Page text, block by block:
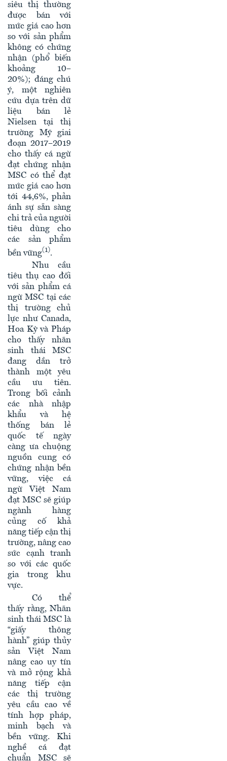
siêu thị thường
được bán với
mức giá cao hơn
so với sản phẩm
không có chứng
nhận (phổ biến
khoảng 10–
20%); đáng chú
ý, một nghiên
cứu dựa trên dữ
liệu bán lẻ
Nielsen tại thị
trường Mỹ giai
đoạn 2017–2019
cho thấy cá ngừ
đạt chứng nhận
MSC có thể đạt
mức giá cao hơn
tới 44,6%, phản
ánh sự sẵn sàng
chi trả của người
tiêu dùng cho
các sản phẩm
bền vững(1).
Nhu cầu
tiêu thụ cao đối
với sản phẩm cá
ngừ MSC tại các
thị trường chủ
lực như Canada,
Hoa Kỳ và Pháp
cho thấy nhãn
sinh thái MSC
đang dần trở
thành một yêu
cầu ưu tiên.
Trong bối cảnh
các nhà nhập
khẩu và hệ
thống bán lẻ
quốc tế ngày
càng ưa chuộng
nguồn cung có
chứng nhận bền
vững, việc cá
ngừ Việt Nam
đạt MSC sẽ giúp
ngành hàng
củng cố khả
năng tiếp cận thị
trường, nâng cao
sức cạnh tranh
so với các quốc
gia trong khu
vực.
Có thể
thấy rằng, Nhãn
sinh thái MSC là
“giấy thông
hành” giúp thủy
sản Việt Nam
nâng cao uy tín
và mở rộng khả
năng tiếp cận
các thị trường
yêu cầu cao về
tính hợp pháp,
minh bạch và
bền vững. Khi
nghề cá đạt
chuẩn MSC sẽ